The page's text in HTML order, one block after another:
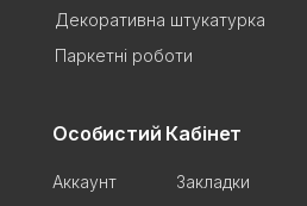
Декоративна штукатурка
Паркетні роботи
Особистий Кабінет
Аккаунт
Закладки